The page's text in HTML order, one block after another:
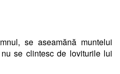
se aseamănă muntelui
se clintesc de loviturile lui